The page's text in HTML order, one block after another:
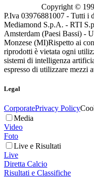
Copyright ©
P.Iva 03976881007 - Tutti i
Mediamond S.p.A. - RTI
Amsterdam (Paesi Bassi) -
Monzese (MI)Rispetto ai
riprodotti è vietata ogni
sistemi di intelligenza
espresso di utilizzare mezzi
Legal
CorporatePrivacy Policy
Media
Video
Foto
Live e Risultati
Live
Diretta Calcio
Risultati e Classifiche